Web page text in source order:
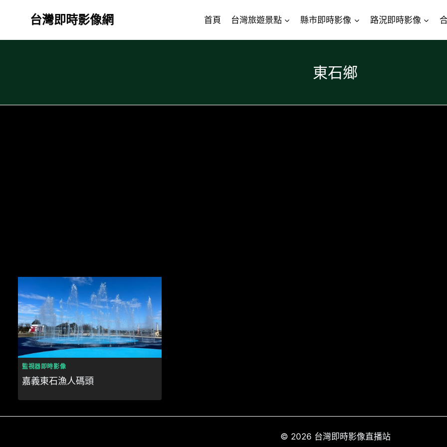
台灣即時影像網 首頁 台灣旅遊景點 縣市即時影像 路況即時影像
東石鄉
監視器即時影像
嘉義東石漁人碼頭
© 2026 台灣即時影像直播站